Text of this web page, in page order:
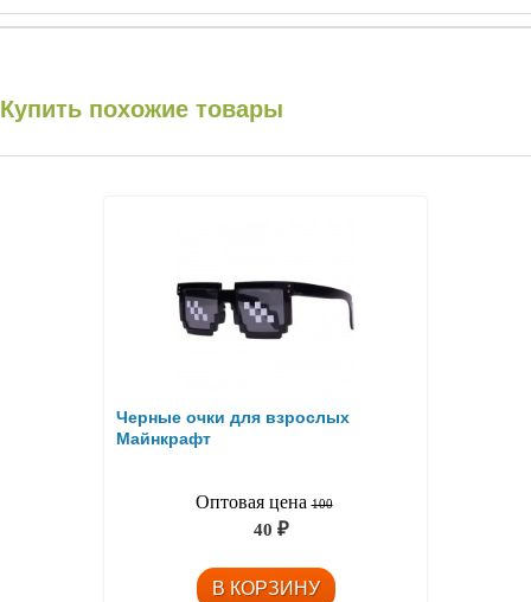
Купить похожие товары
Черные очки для взрослых
Майнкрафт
Оптовая цена 100
40 ₽